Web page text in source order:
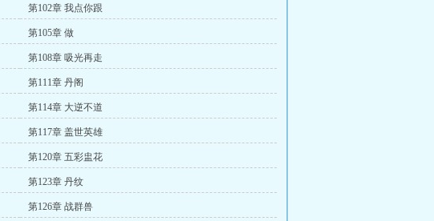
第102章 我点你跟
第105章 做
第108章 吸光再走
第111章 丹阁
第114章 大逆不道
第117章 盖世英雄
第120章 五彩盅花
第123章 丹纹
第126章 战群兽